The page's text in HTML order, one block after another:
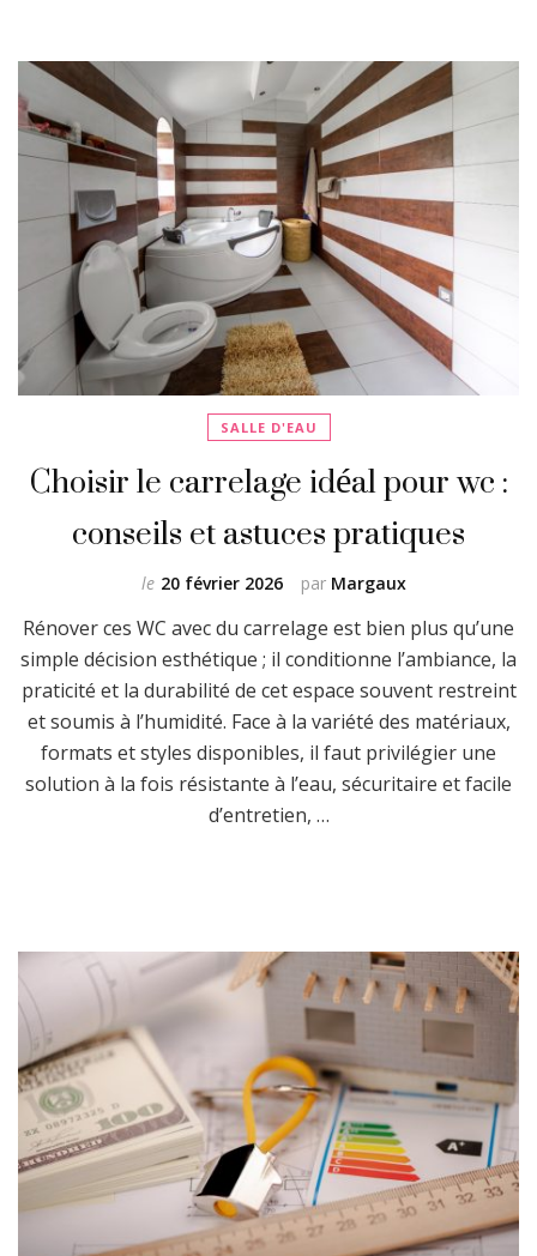
SALLE D'EAU
Choisir le carrelage idéal pour wc :
conseils et astuces pratiques
par Margaux
le 20 février 2026
Rénover ces WC avec du carrelage est bien plus qu’une
simple décision esthétique ; il conditionne l’ambiance, la
praticité et la durabilité de cet espace souvent restreint
et soumis à l’humidité. Face à la variété des matériaux,
formats et styles disponibles, il faut privilégier une
solution à la fois résistante à l’eau, sécuritaire et facile
d’entretien, …